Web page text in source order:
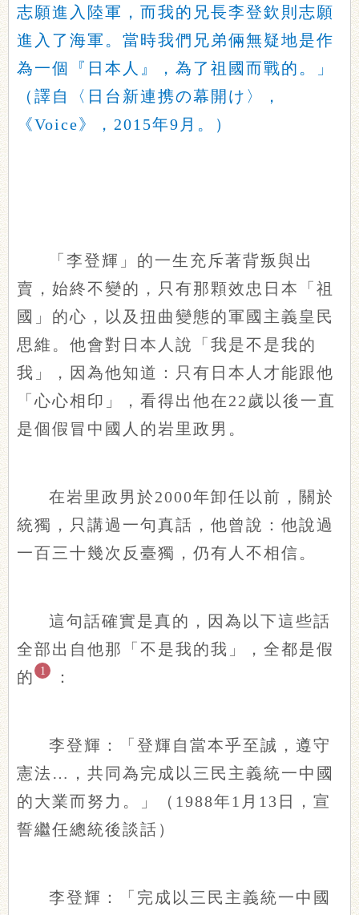
志願進入陸軍，而我的兄長李登欽則志願
進入了海軍。當時我們兄弟倆無疑地是作
為一個『日本人』，為了祖國而戰的。」
（譯自〈日台新連携の幕開け〉，
《Voice》，2015年9月。）
「李登輝」的一生充斥著背叛與出
賣，始終不變的，只有那顆效忠日本「祖
國」的心，以及扭曲變態的軍國主義皇民
思維。他會對日本人說「我是不是我的
我」，因為他知道：只有日本人才能跟他
「心心相印」，看得出他在22歲以後一直
是個假冒中國人的岩里政男。
在岩里政男於2000年卸任以前，關於
統獨，只講過一句真話，他曾說：他說過
一百三十幾次反臺獨，仍有人不相信。
這句話確實是真的，因為以下這些話
全部出自他那「不是我的我」，全都是假
的
1 ：
李登輝：「登輝自當本乎至誠，遵守
憲法…，共同為完成以三民主義統一中國
的大業而努力。」（1988年1月13日，宣
誓繼任總統後談話）
李登輝：「完成以三民主義統一中國